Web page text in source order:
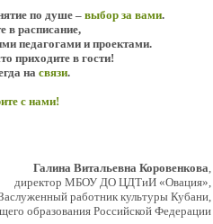
по душе –выбор за вами.
в расписание,
педагогами и проектами.
приходите в гости!
насвязи.
с нами!
Галина Витальевна Коровенкова,
директор МБОУ ДО ЦДТиИ «Овация»,
работник культуры Кубани,
образования Российской Федерации